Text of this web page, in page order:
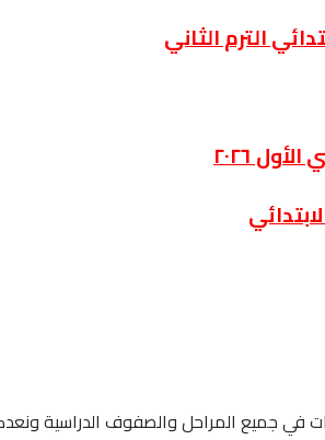
الترم الثاني
٢٠٢٦
في جميع المراحل والصفوف الدراسية